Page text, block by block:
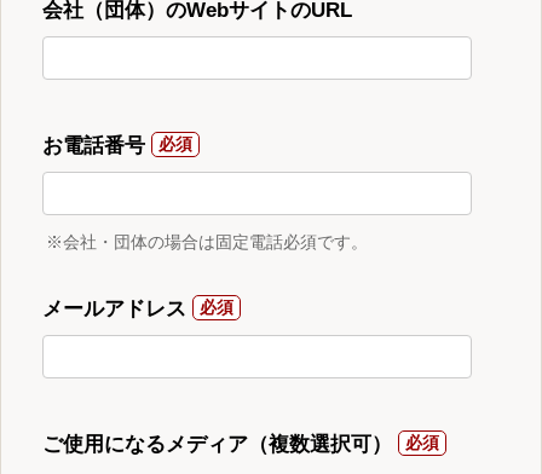
会社（団体）のWebサイトのURL
お電話番号
※会社・団体の場合は固定電話必須です。
メールアドレス
ご使用になるメディア（複数選択可）